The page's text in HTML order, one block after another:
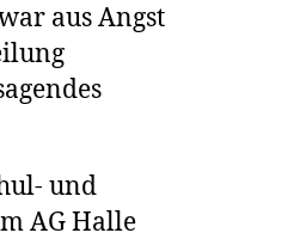
aus Angst
und
AG Halle